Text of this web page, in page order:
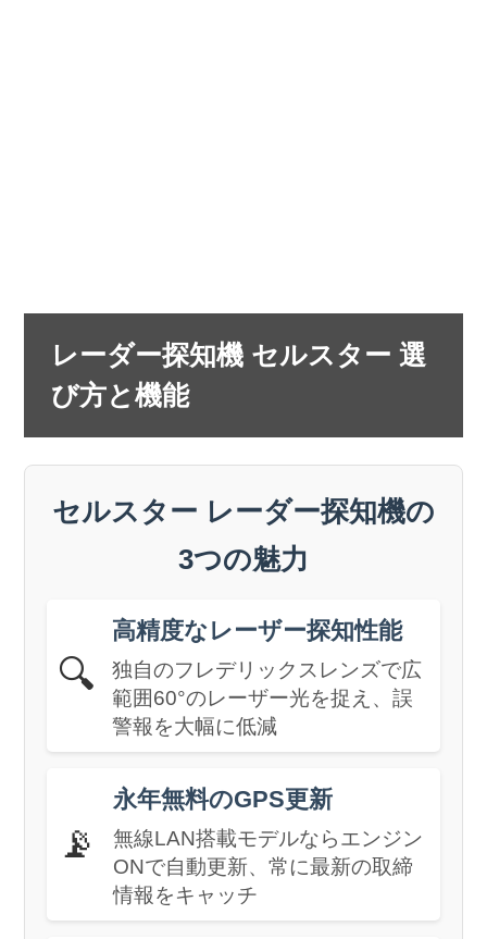
レーダー探知機 セルスター 選
び方と機能
セルスター レーダー探知機の
3つの魅力
🔍
高精度なレーザー探知性能
独自のフレデリックスレンズで広
範囲60°のレーザー光を捉え、誤
警報を大幅に低減
📡
永年無料のGPS更新
無線LAN搭載モデルならエンジン
ONで自動更新、常に最新の取締
情報をキャッチ